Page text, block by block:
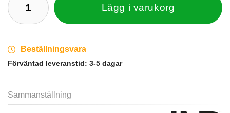
Lägg i varukorg
Beställningsvara
Förväntad leveranstid: 3-5 dagar
Sammanställning